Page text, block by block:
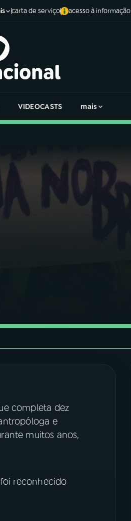
carta de serviço acesso à informação
VIDEOCASTS mais
completa dez
e
muitos anos,
reconhecido